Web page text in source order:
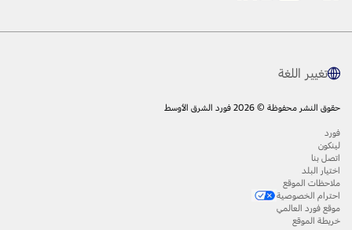
تغيير اللغة
حقوق النشر محفوظة © 2026 فورد الشرق الأوسط
فورد
لينكون
اتصل بنا
اختيار البلد
ملاحظات الموقع
احترام الخصوصية
موقع فورد العالمي
خريطة الموقع